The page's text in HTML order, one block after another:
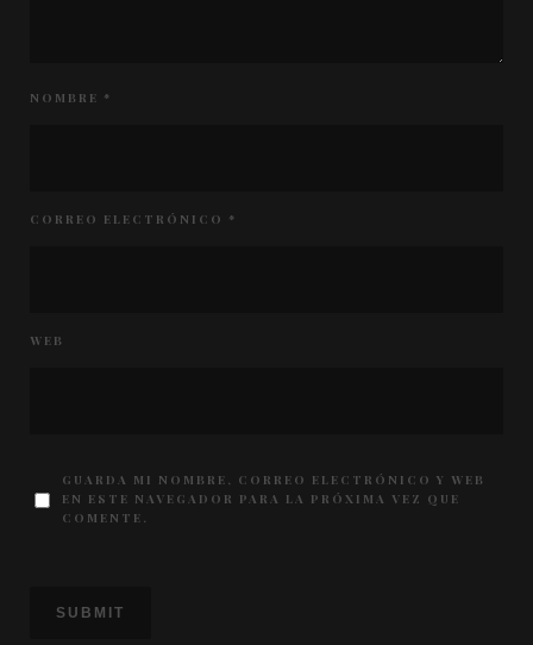
NOMBRE *
CORREO ELECTRÓNICO *
WEB
GUARDA MI NOMBRE, CORREO ELECTRÓNICO Y WEB
EN ESTE NAVEGADOR PARA LA PRÓXIMA VEZ QUE
COMENTE.